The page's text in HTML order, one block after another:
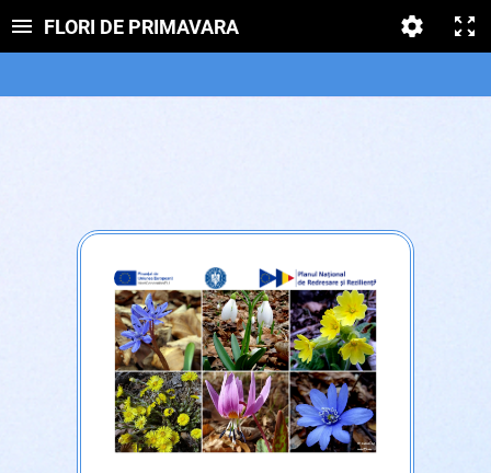
FLORI DE PRIMAVARA